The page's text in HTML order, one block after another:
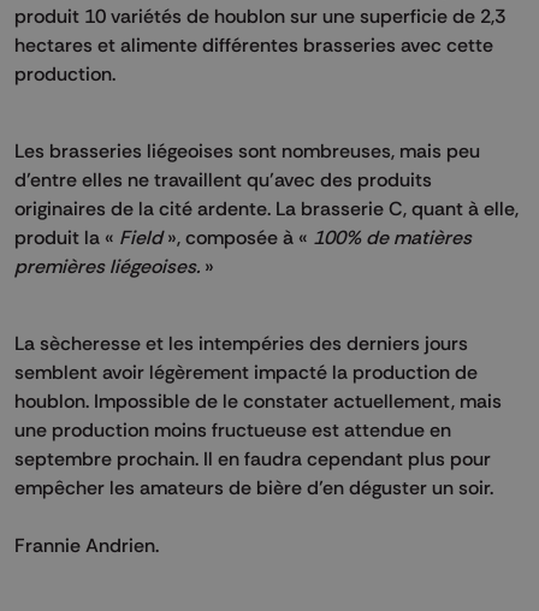
produit 10 variétés de houblon sur une superficie de 2,3
hectares et alimente différentes brasseries avec cette
production.
Les brasseries liégeoises sont nombreuses, mais peu
d’entre elles ne travaillent qu’avec des produits
originaires de la cité ardente. La brasserie C, quant à elle,
produit la « Field», composée à « 100% de matières
premières liégeoises. »
La sècheresse et les intempéries des derniers jours
semblent avoir légèrement impacté la production de
houblon. Impossible de le constater actuellement, mais
une production moins fructueuse est attendue en
septembre prochain. Il en faudra cependant plus pour
empêcher les amateurs de bière d’en déguster un soir.
Frannie Andrien.